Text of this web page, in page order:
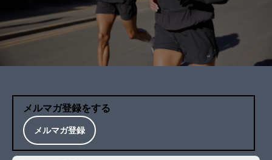
メルマガ登録をする
メルマガ登録